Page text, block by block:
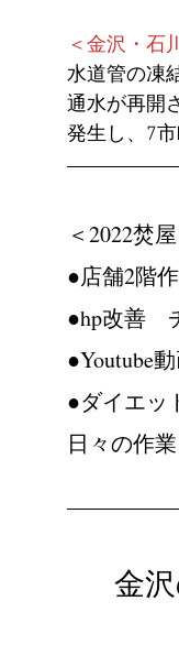
＜金沢・石
水道管の凍
通水が再開
発生し、7
＜2022焚
●店舗2階
●hp改善　
●Youtube
●ダイエッ
日々の作
金